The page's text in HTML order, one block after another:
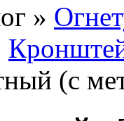
»
(с